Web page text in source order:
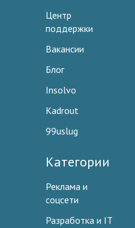
Центр
поддержки
Вакансии
Блог
Insolvo
Kadrout
99uslug
Категории
Реклама и
соцсети
Разработка и IT